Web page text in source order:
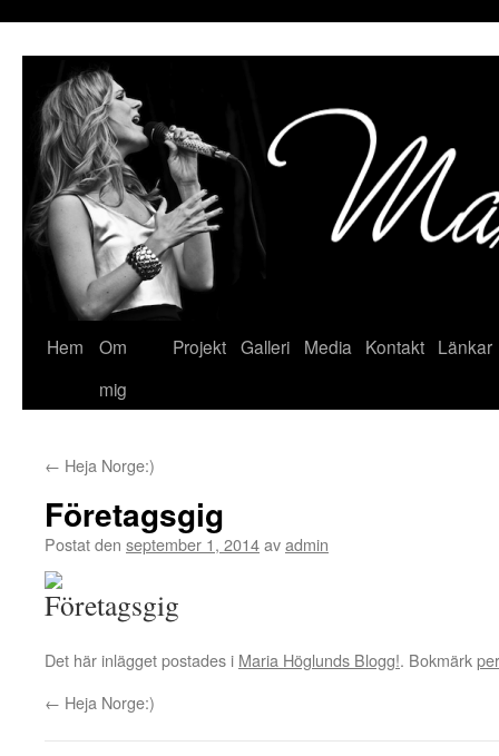
Hem
Om
mig
Projekt Galleri Media Kontakt Länkar
← Heja Norge:)
Företagsgig
Postat den september 1, 2014avadmin
Det här inlägget postades i Maria Höglunds Blogg!. Bokmärk
← Heja Norge:)